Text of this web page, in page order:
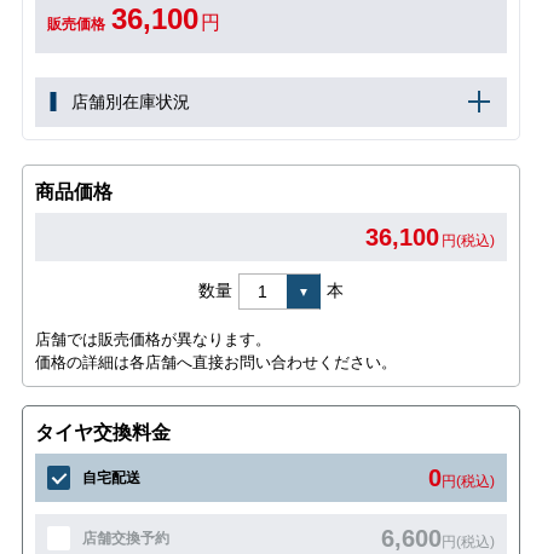
販売価格 36,100 円
店舗別在庫状況
商品価格
36,100 円(税込)
数量 本
店舗では販売価格が異なります。
価格の詳細は各店舗へ直接お問い合わせください。
タイヤ交換料金
自宅配送 0円(税込)
店舗交換予約 6,600円(税込)